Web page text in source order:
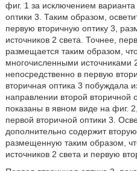
фиг. 1 за исключением
оптики 3. Таким образом,
первую вторичную оптику 3,
источников 2 света. Точнее,
размещается таким образом,
многочисленными источниками
непосредственно в первую
вторичная оптика 3 побуждала
направлении второй вторичной
показаны в явном виде на фиг.
первой вторичной оптики 3.
дополнительно содержит
размещенную таким образом,
источников 2 света и первую